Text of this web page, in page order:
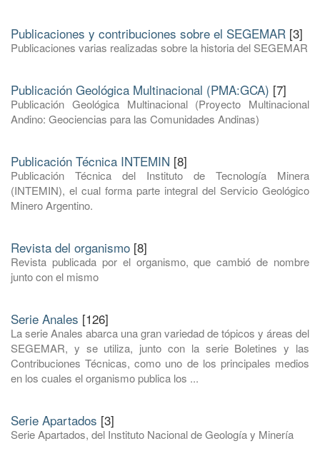
Publicaciones y contribuciones sobre el SEGEMAR [3]
Publicaciones varias realizadas sobre la historia del SEGEMAR
Publicación Geológica Multinacional (PMA:GCA) [7]
Publicación Geológica Multinacional (Proyecto Multinacional
Andino: Geociencias para las Comunidades Andinas)
Publicación Técnica INTEMIN [8]
Publicación Técnica del Instituto de Tecnología Minera
(INTEMIN), el cual forma parte integral del Servicio Geológico
Minero Argentino.
Revista del organismo [8]
Revista publicada por el organismo, que cambió de nombre
junto con el mismo
Serie Anales [126]
La serie Anales abarca una gran variedad de tópicos y áreas del
SEGEMAR, y se utiliza, junto con la serie Boletines y las
Contribuciones Técnicas, como uno de los principales medios
en los cuales el organismo publica los ...
Serie Apartados [3]
Serie Apartados, del Instituto Nacional de Geología y Minería